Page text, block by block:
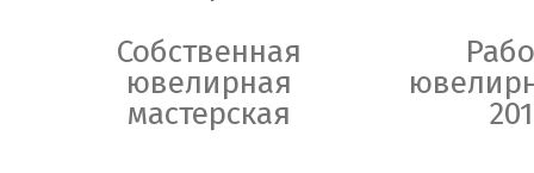
Собственная
ювелирная
мастерская